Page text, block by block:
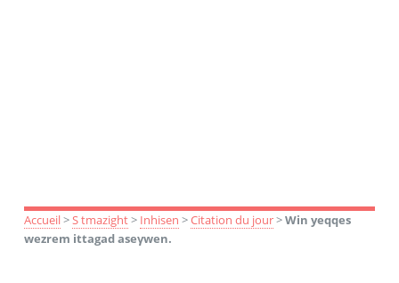
Accueil>S tmazight> Inhisen >Citation du jour>Win yeqqes
wezrem ittagad aseγwen.